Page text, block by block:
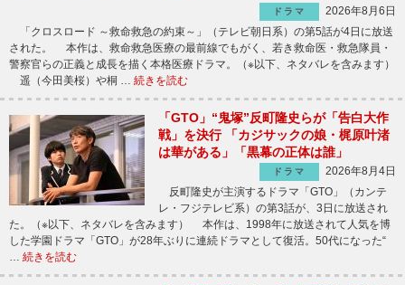
ドラマ
2026年8月6日
「クロスロード ～救命救急の約束～」（テレビ朝日系）の第5話が4日に放送
された。 本作は、救命救急医療の最前線でもがく、若き救命医・救急隊員・
警察官らの正義と成長を描く本格医療ドラマ。（※以下、ネタバレを含みます）
遥（今田美桜）や桐 … 続きを読む
「GTO」“鬼塚”反町隆史らが「告白大作
戦」を決行 「カジサックの娘・梶原叶渚
は華がある」「黒幕の正体は誰」
ドラマ
2026年8月4日
反町隆史が主演するドラマ「GTO」（カンテ
レ・フジテレビ系）の第3話が、3日に放送され
た。（※以下、ネタバレを含みます） 本作は、1998年に放送されて人気を博
した学園ドラマ「GTO」が28年ぶりに連続ドラマとして復活。50代になった“
… 続きを読む